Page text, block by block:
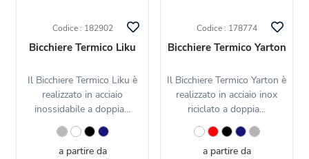
Codice : 182902
Bicchiere Termico Liku
Il Bicchiere Termico Liku è
realizzato in acciaio
inossidabile a doppia...
a partire da
Codice : 178774
Bicchiere Termico Yarton
Il Bicchiere Termico Yarton è
realizzato in acciaio inox
riciclato a doppia...
a partire da